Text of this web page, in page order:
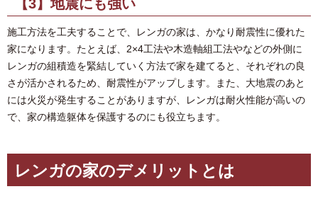
【3】地震にも強い
施工方法を工夫することで、レンガの家は、かなり耐震性に優れた
家になります。たとえば、2×4工法や木造軸組工法やなどの外側に
レンガの組積造を緊結していく方法で家を建てると、それぞれの良
さが活かされるため、耐震性がアップします。また、大地震のあと
には火災が発生することがありますが、レンガは耐火性能が高いの
で、家の構造躯体を保護するのにも役立ちます。
レンガの家のデメリットとは